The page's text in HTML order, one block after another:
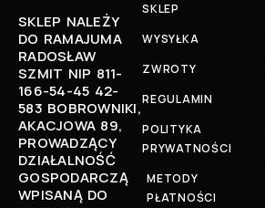
SKLEP NALEŻY
DO RAMAJUMA
RADOSŁAW
SZMIT NIP 811-
166-54-45 42-
583 BOBROWNIKI,
AKACJOWA 89,
PROWADZĄCY
DZIAŁALNOŚĆ
GOSPODARCZĄ
WPISANĄ DO
SKLEP
WYSYŁKA
ZWROTY
REGULAMIN
POLITYKA
PRYWATNOŚCI
METODY
PŁATNOŚCI